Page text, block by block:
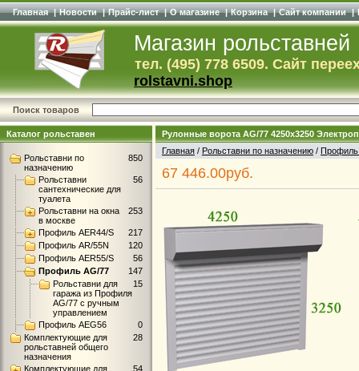
Главная | Новости | Прайс-лист | О магазине | Корзина | Сайт компании |
Магазин рольставней
тел. (495) 778 6509. Сайт
rolstavni.shop
Поиск товаров
Каталог рольставен
850
Рольставни по
назначению
56
Рольставни
сантехнические для
туалета
253
Рольставни на окна
в москве
217
Профиль AER44/S
120
Профиль AR/55N
56
Профиль AER55/S
147
Профиль AG/77
15
Рольставни для
гаража из Профиля
AG/77 с ручным
управлением
0
Профиль AEG56
28
Комплектующие для
рольставней общего
назначения
54
Комплектующие для
Рулонные ворота AG/77 4250x3250
Главная / Рольставни по назначению / Профиль
67 446.00руб.